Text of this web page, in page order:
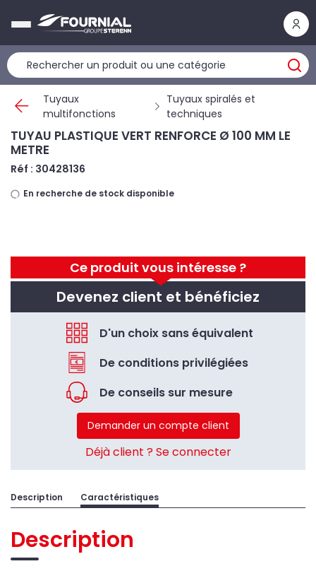
Tuyaux
multifonctions
Tuyaux spiralés et
techniques
Ce produit vous intéresse ?
Devenez client et bénéficiez
D'un choix sans équivalent
De conditions privilégiées
De conseils sur mesure
Demander un compte client
Déjà client ? Se connecter
TUYAU PLASTIQUE VERT RENFORCE Ø 100 MM LE
METRE
Réf : 30428136
En recherche de stock disponible
Description Caractéristiques
Description